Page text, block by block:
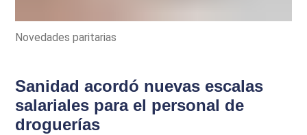
Novedades paritarias
Sanidad acordó nuevas escalas
salariales para el personal de
droguerías